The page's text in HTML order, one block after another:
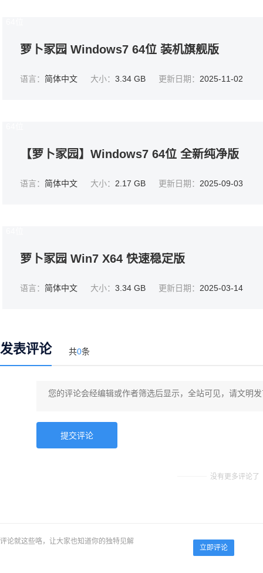
萝卜家园 Windows7 64位 装机旗舰版
语言： 简体中文 大小： 3.34 GB 更新日期： 2025-11-02
【萝卜家园】Windows7 64位 全新纯净版
语言： 简体中文 大小： 2.17 GB 更新日期： 2025-09-03
萝卜家园 Win7 X64 快速稳定版
语言： 简体中文 大小： 3.34 GB 更新日期： 2025-03-14
发表评论 共0条
没有更多评论了
评论就这些咯，让大家也知道你的独特见解
立即评论